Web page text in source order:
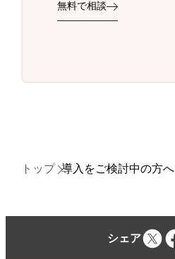
無料で相談
トップ 導入をご検討中の方へ
シェア